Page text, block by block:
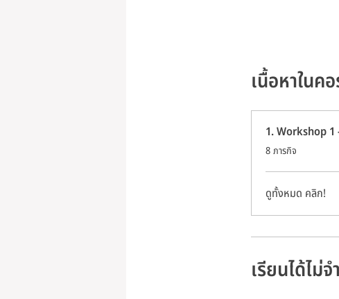
เนื้อหาในค
1. Workshop 1
.
8 ภารกิจ
ดูทั้งหมด คลิก!
เรียนได้ไม่